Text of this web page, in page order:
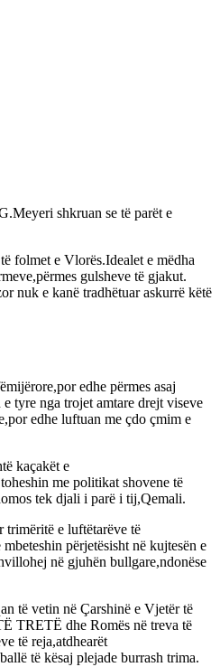
shkruan se të parët e
folmet e Vlorës.Idealet e mëdha
gulsheve të gjakut.
nuk e kanë tradhëtuar askurrë këtë
edhe përmes asaj
tyre nga trojet amtare drejt viseve
edhe luftuan me çdo çmim e
kaçakët e
me politikat shovene të
tek djali i parë i tij,Qemali.
trimëritë e luftëtarëve të
përjetësisht në kujtesën e
në gjuhën bullgare,ndonëse
të vetin në Çarshinë e Vjetër të
TRETË dhe Romës në treva të
të reja,atdhearët
të kësaj plejade burrash trima.